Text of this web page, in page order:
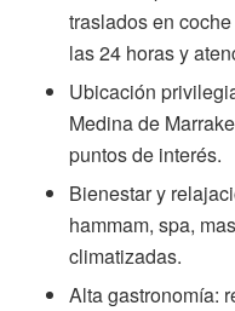
traslados en
las 24 horas y
Ubicación
Medina de
puntos de interés.
Bienestar y
hammam, spa,
climatizadas.
Alta gastronomía: